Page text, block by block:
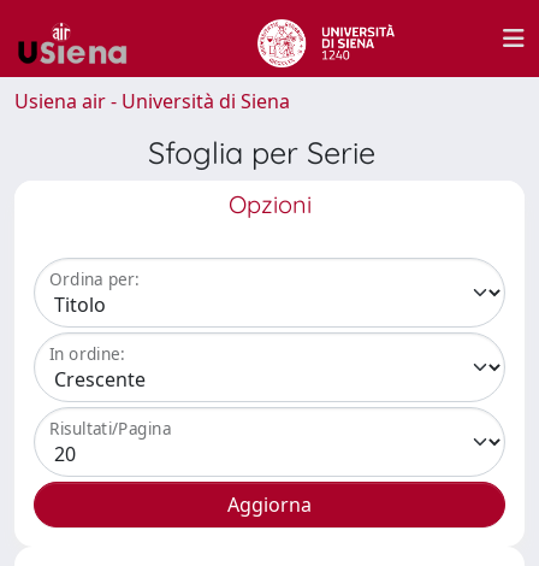
Usiena air - Università di Siena
Sfoglia per Serie
Opzioni
Ordina per:
In ordine:
Risultati/Pagina